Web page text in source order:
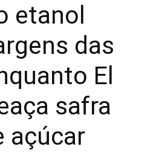
etanol
das
El
safra
açúcar